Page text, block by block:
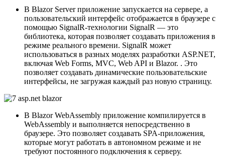
В Blazor Server приложение запускается на сервере, а
пользовательский интерфейс отображается в браузере с
помощью SignalR-технологии SignalR — это
библиотека, которая позволяет создавать приложения в
режиме реального времени. SignalR может
использоваться в разных моделях разработки ASP.NET,
включая Web Forms, MVC, Web API и Blazor. . Это
позволяет создавать динамические пользовательские
интерфейсы, не загружая каждый раз новую страницу.
В Blazor WebAssembly приложение компилируется в
WebAssembly и выполняется непосредственно в
браузере. Это позволяет создавать SPA-приложения,
которые могут работать в автономном режиме и не
требуют постоянного подключения к серверу.